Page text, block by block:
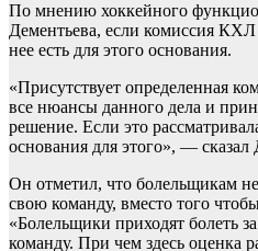
По мнению хоккейного
Дементьева, если комиссия
нее есть для этого основания.
«Присутствует определенная
все нюансы данного дела и
решение. Если это
основания для этого», —
Он отметил, что болельщикам
свою команду, вместо того
«Болельщики приходят болеть
команду. При чем здесь оценка